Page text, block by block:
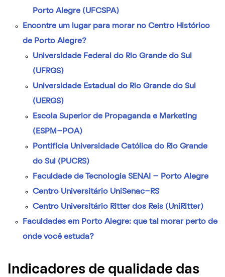
Porto Alegre (UFCSPA)
Encontre um lugar para morar no Centro Histórico
de Porto Alegre?
Universidade Federal do Rio Grande do Sul
(UFRGS)
Universidade Estadual do Rio Grande do Sul
(UERGS)
Escola Superior de Propaganda e Marketing
(ESPM-POA)
Pontifícia Universidade Católica do Rio Grande
do Sul (PUCRS)
Faculdade de Tecnologia SENAI – Porto Alegre
Centro Universitário UniSenac-RS
Centro Universitário Ritter dos Reis (UniRitter)
Faculdades em Porto Alegre: que tal morar perto de
onde você estuda?
Indicadores de qualidade das